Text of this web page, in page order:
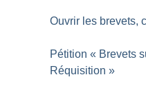
Ouvrir les brevets,
Pétition « Brevets
Réquisition »